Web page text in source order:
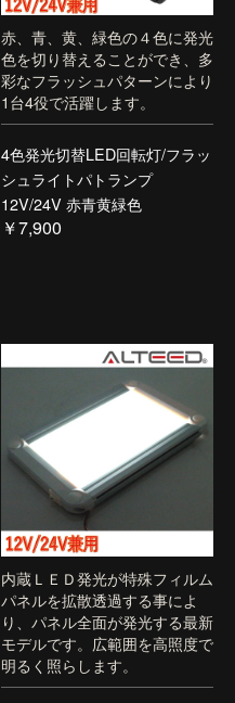
赤、青、黄、緑色の４色に発光
色を切り替えることができ、多
彩なフラッシュパターンにより
1台4役で活躍します。
4色発光切替LED回転灯/フラッ
シュライトパトランプ
12V/24V 赤青黄緑色
￥7,900
内蔵ＬＥＤ発光が特殊フィルム
パネルを拡散透過する事によ
り、パネル全面が発光する最新
モデルです。広範囲を高照度で
明るく照らします。